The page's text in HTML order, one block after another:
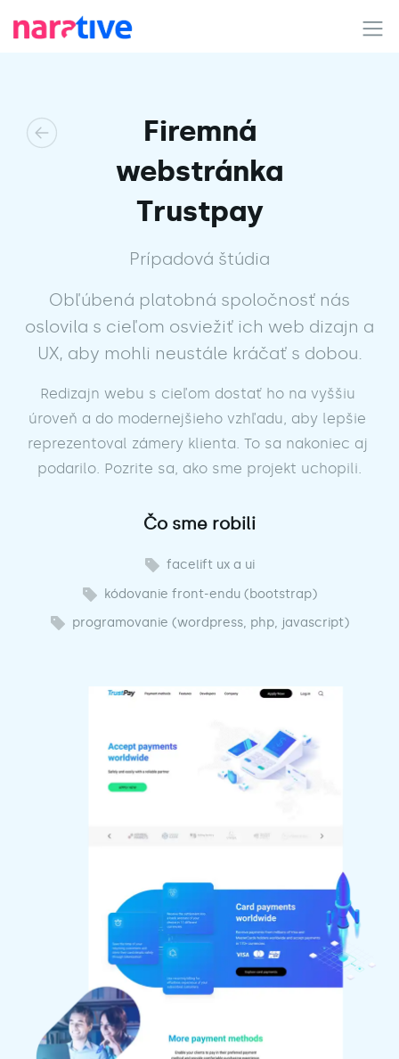
Firemná
webstránka
Trustpay
Prípadová štúdia
Obľúbená platobná spoločnosť nás
oslovila s cieľom osviežiť ich web dizajn a
UX, aby mohli neustále kráčať s dobou.
Redizajn webu s cieľom dostať ho na vyššiu
úroveň a do modernejšieho vzhľadu, aby lepšie
reprezentoval zámery klienta. To sa nakoniec aj
podarilo. Pozrite sa, ako sme projekt uchopili.
Čo sme robili
facelift ux a ui
kódovanie front-endu (bootstrap)
programovanie (wordpress, php, javascript)